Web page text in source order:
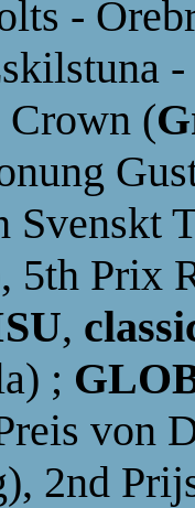
-
Crown (
Svenskt
5th Prix
,
;
von
2nd